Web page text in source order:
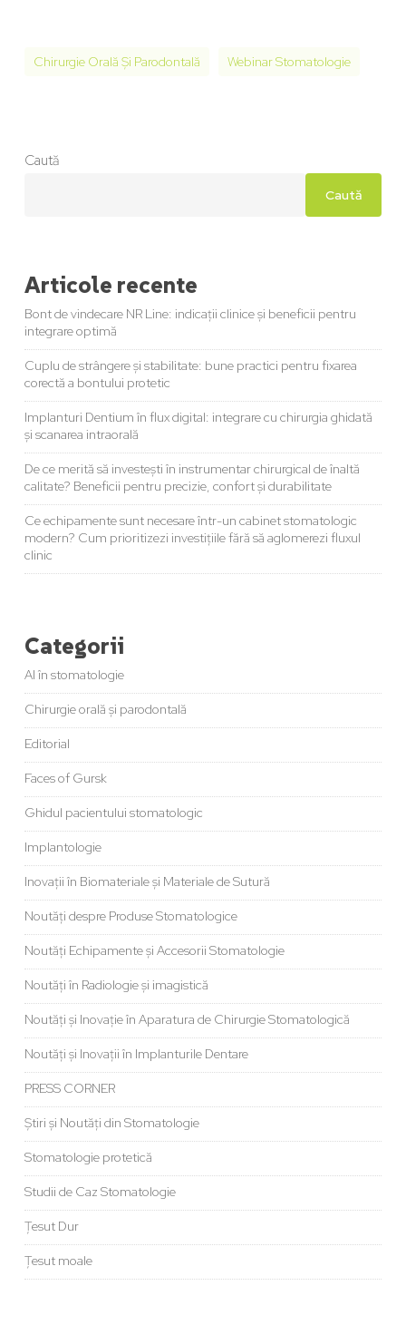
Chirurgie Orală Și Parodontală Webinar Stomatologie
Caută
Caută
Articole recente
Bont de vindecare NR Line: indicații clinice și beneficii pentru
integrare optimă
Cuplu de strângere și stabilitate: bune practici pentru fixarea
corectă a bontului protetic
Implanturi Dentium în flux digital: integrare cu chirurgia ghidată
și scanarea intraorală
De ce merită să investești în instrumentar chirurgical de înaltă
calitate? Beneficii pentru precizie, confort și durabilitate
Ce echipamente sunt necesare într-un cabinet stomatologic
modern? Cum prioritizezi investițiile fără să aglomerezi fluxul
clinic
Categorii
AI în stomatologie
Chirurgie orală și parodontală
Editorial
Faces of Gursk
Ghidul pacientului stomatologic
Implantologie
Inovații în Biomateriale și Materiale de Sutură
Noutăți despre Produse Stomatologice
Noutăți Echipamente și Accesorii Stomatologie
Noutăți în Radiologie și imagistică
Noutăți și Inovație în Aparatura de Chirurgie Stomatologică
Noutăți și Inovații în Implanturile Dentare
PRESS CORNER
Știri și Noutăți din Stomatologie
Stomatologie protetică
Studii de Caz Stomatologie
Țesut Dur
Țesut moale